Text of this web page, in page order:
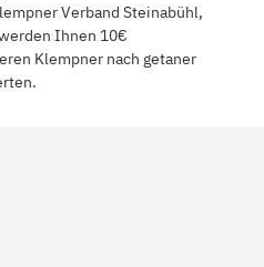
Verband Steinabühl,
Ihnen 10€
Klempner nach getaner